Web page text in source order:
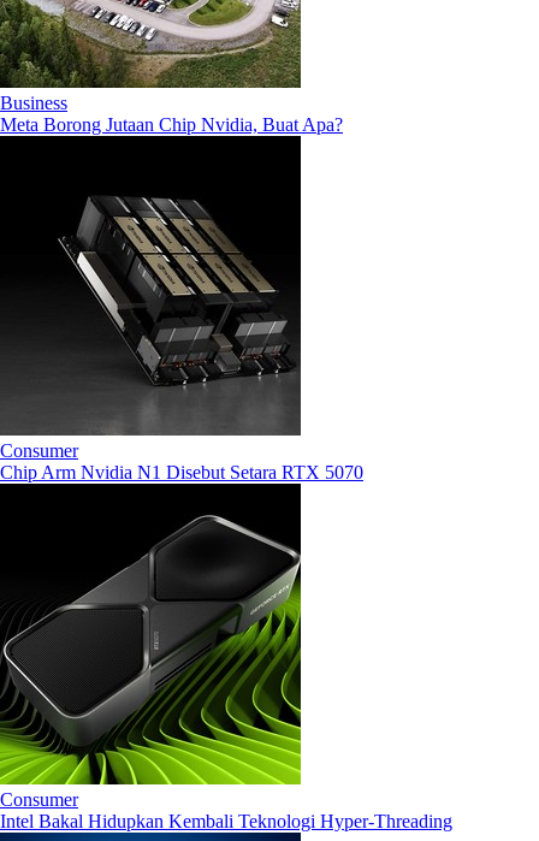
Business
Meta Borong Jutaan Chip Nvidia, Buat Apa?
Consumer
Chip Arm Nvidia N1 Disebut Setara RTX 5070
Consumer
Intel Bakal Hidupkan Kembali Teknologi Hyper-Threading